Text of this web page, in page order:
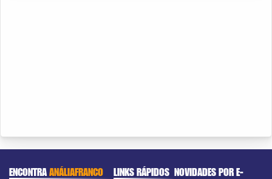
ENCONTRAANÁLIAFRANCO LINKS RÁPIDOS NOVIDADES POR E-